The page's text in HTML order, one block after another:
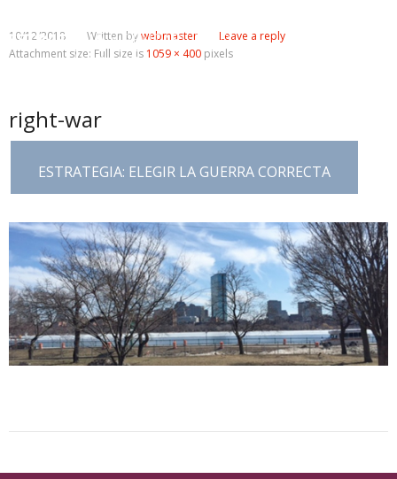
10/12/2018 Written bywebmaster
Leave a reply
Attachment size: Full size is 1059 × 400 pixels
right-war
ESTRATEGIA: ELEGIR LA GUERRA CORRECTA